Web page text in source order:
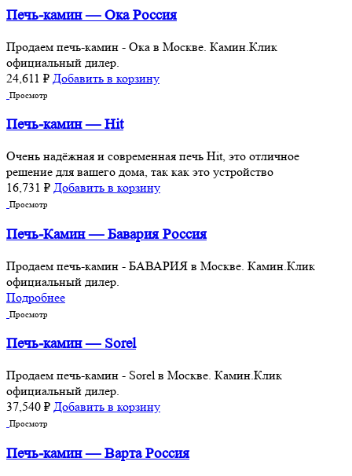
Печь-камин — Ока Россия
Продаем печь-камин - Ока в Москве. Камин.Клик
официальный дилер.
24,611 ₽ Добавить в корзину
Просмотр
Печь-камин — Hit
Очень надёжная и современная печь Hit, это отличное
решение для вашего дома, так как это устройство
16,731 ₽ Добавить в корзину
Просмотр
Печь-Камин — Бавария Россия
Продаем печь-камин - БАВАРИЯ в Москве. Камин.Клик
официальный дилер.
Подробнее
Просмотр
Печь-камин — Sorel
Продаем печь-камин - Sorel в Москве. Камин.Клик
официальный дилер.
37,540 ₽ Добавить в корзину
Просмотр
Печь-камин — Варта Россия